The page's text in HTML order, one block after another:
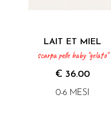
LAIT ET MIEL
scarpa pelle baby "gelato"
€ 36.00
0-6 MESI